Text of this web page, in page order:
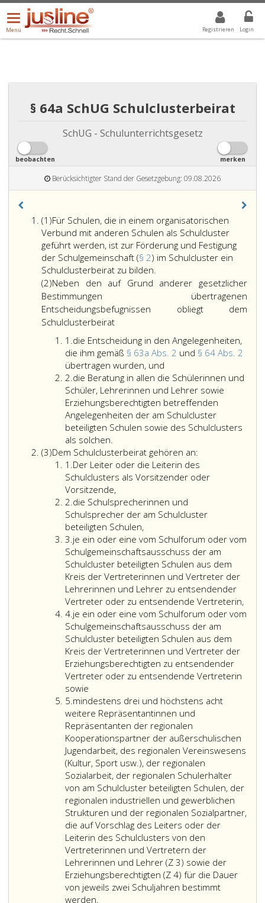
Registrieren Login
Menü
öffnen/schließen
Menü
ALLE DROPDOWN: GEWÄHLTER WERT IST ALLE
§ 64a SchUG Schulclusterbeirat
SchUG - Schulunterrichtsgesetz
beobachten merken
Berücksichtigter Stand der Gesetzgebung: 09.08.2026
(1)Absatz
eins
Für Schulen, die in einem organisatorischen
Verbund mit anderen Schulen als Schulcluster
geführt werden, ist zur Förderung und Festigung
der Schulgemeinschaft (§ 2) im Schulcluster ein
Schulclusterbeirat zu bilden.
Schulen,
Verbund
mit
anderen
Schulen
als
Schulcluster
geführt
werden,
zur
Förderung
und
der
Schulgemeinschaft
2,)
im
Schulcluster
ein
Schulclusterbeirat
zu
bilden.
(2)Neben den auf Grund anderer gesetzlicher
Bestimmungen übertragenen
Entscheidungsbefugnissen obliegt dem
Schulclusterbeirat
1.Ziffer
eins
die Entscheidung in den Angelegenheiten,
die ihm gemäß § 63a Abs. 2 und § 64 Abs. 2
übertragen wurden, und
Entscheidung
in
den
Angelegenheiten,
die
gemäß
Paragraph
63
Absatz
2
Paragraph
64,
Absatz
2,
übertragen
wurden,
und
2.Ziffer
2
die Beratung in allen die Schülerinnen und
Schüler, Lehrerinnen und Lehrer sowie
Erziehungsberechtigten betreffenden
Angelegenheiten der am Schulcluster
beteiligten Schulen sowie des Schulclusters
als solchen.
(3)Absatz
3
Dem Schulclusterbeirat gehören an:
1.Ziffer
eins
Der Leiter oder die Leiterin des
Schulclusters als Vorsitzender oder
Vorsitzende,
2.Ziffer
2
die Schulsprecherinnen und
Schulsprecher der am Schulcluster
beteiligten Schulen,
3.Ziffer
3
je ein oder eine vom Schulforum oder vom
Schulgemeinschaftsausschuss der am
Schulcluster beteiligten Schulen aus dem
Kreis der Vertreterinnen und Vertreter der
Lehrerinnen und Lehrer zu entsendender
Vertreter oder zu entsendende Vertreterin,
4.Ziffer
4
je ein oder eine vom Schulforum oder vom
Schulgemeinschaftsausschuss der am
Schulcluster beteiligten Schulen aus dem
Kreis der Vertreterinnen und Vertreter der
Erziehungsberechtigten zu entsendender
Vertreter oder zu entsendende Vertreterin
sowie
5.Ziffer
5
mindestens drei und höchstens acht
weitere Repräsentantinnen und
Repräsentanten der regionalen
Kooperationspartner der außerschulischen
Jugendarbeit, des regionalen Vereinswesens
(Kultur, Sport usw.), der regionalen
Sozialarbeit, der regionalen Schulerhalter
von am Schulcluster beteiligten Schulen, der
regionalen industriellen und gewerblichen
Strukturen und der regionalen Sozialpartner,
die auf Vorschlag des Leiters oder der
Leiterin des Schulclusters von den
Vertreterinnen und Vertretern der
Lehrerinnen und Lehrer (Z 3) sowie der
Erziehungsberechtigten (Z 4) für die Dauer
von jeweils zwei Schuljahren bestimmt
werden.